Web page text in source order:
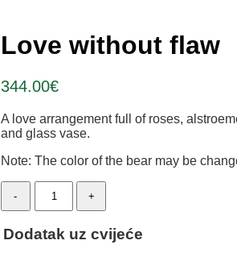
Love without flaw
344.00€
A love arrangement full of roses,
and glass vase.
Note: The color of the bear may be
-
without
quantity
+
Dodatak uz cvijeće